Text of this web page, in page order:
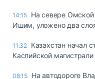
14:15 На севере Омской
Ишим, уложено два
11:32 Казахстан начал
Каспийской
08:15 На автодороге